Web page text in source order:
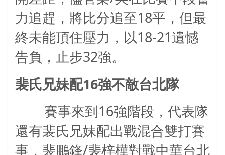
力追趕，將比分追至18平，但最
終未能頂住壓力，以18-21 遺憾
告負，止步32強。
裴氏兄妹配16強不敵台北隊
賽事來到 16強階段，代表隊
還有裴氏兄妹配出戰混合雙打賽
事，裴鵬鋒/裴梓樺對戰中華台北